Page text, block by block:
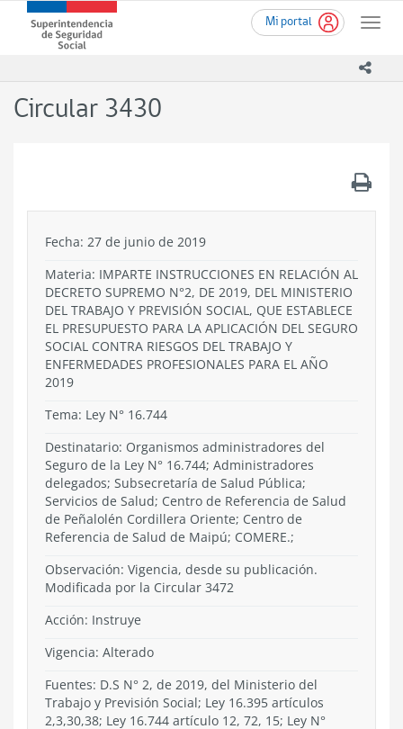
contenido
Mi portal
Toggle
Superintendencia
de
-
Circular 3430
Fecha: 27 de junio de 2019
Materia: IMPARTE INSTRUCCIONES EN RELACIÓN AL
DECRETO SUPREMO N°2, DE 2019, DEL MINISTERIO
DEL TRABAJO Y PREVISIÓN SOCIAL, QUE ESTABLECE
EL PRESUPUESTO PARA LA APLICACIÓN DEL SEGURO
SOCIAL CONTRA RIESGOS DEL TRABAJO Y
ENFERMEDADES PROFESIONALES PARA EL AÑO
2019
Tema: Ley N° 16.744
Destinatario: Organismos administradores del
Seguro de la Ley N° 16.744; Administradores
delegados; Subsecretaría de Salud Pública;
Servicios de Salud; Centro de Referencia de Salud
de Peñalolén Cordillera Oriente; Centro de
Referencia de Salud de Maipú; COMERE.;
Observación: Vigencia, desde su publicación.
Modificada por la Circular 3472
Acción: Instruye
Vigencia: Alterado
Fuentes: D.S N° 2, de 2019, del Ministerio del
Trabajo y Previsión Social; Ley 16.395 artículos
2,3,30,38; Ley 16.744 artículo 12, 72, 15; Ley N°